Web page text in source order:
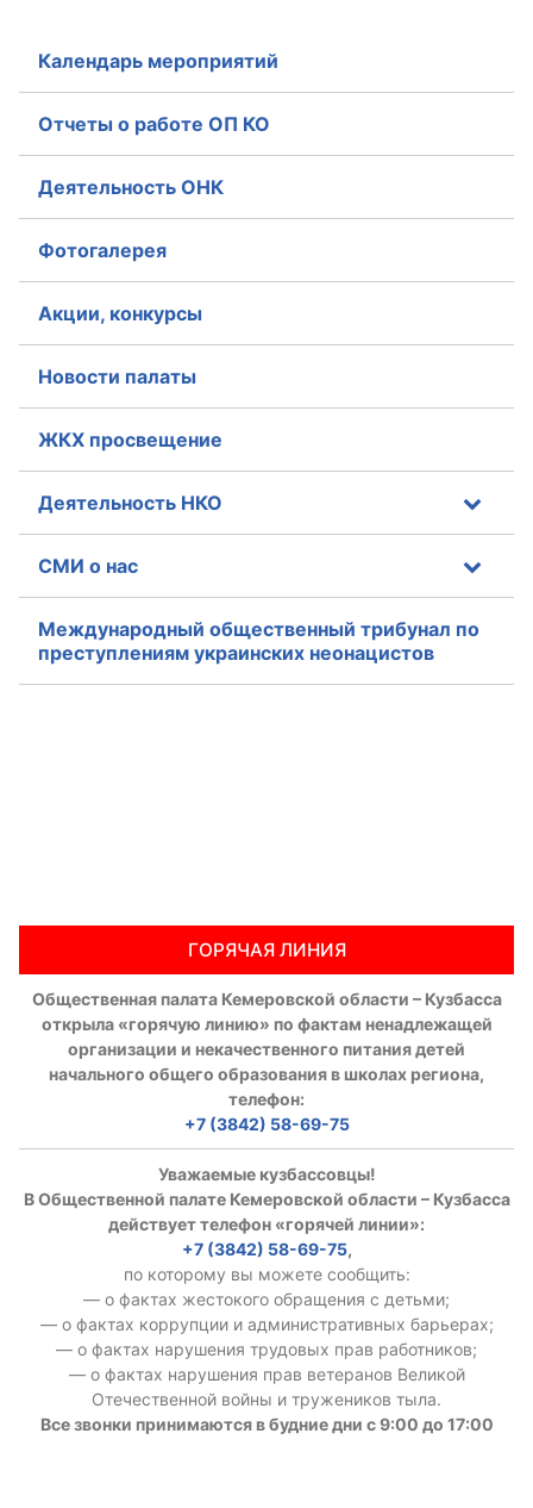
Календарь мероприятий
Отчеты о работе ОП КО
Деятельность ОНК
Фотогалерея
Акции, конкурсы
Новости палаты
ЖКХ просвещение
Деятельность НКО
СМИ о нас
Международный общественный трибунал по
преступлениям украинских неонацистов
ГОРЯЧАЯ ЛИНИЯ
Общественная палата Кемеровской области – Кузбасса
открыла «горячую линию» по фактам ненадлежащей
организации и некачественного питания детей
начального общего образования в школах региона,
телефон:
+7 (3842) 58-69-75
Уважаемые кузбассовцы!
В Общественной палате Кемеровской области – Кузбасса
действует телефон «горячей линии»:
+7 (3842) 58-69-75,
по которому вы можете сообщить:
— о фактах жестокого обращения с детьми;
— о фактах коррупции и административных барьерах;
— о фактах нарушения трудовых прав работников;
— о фактах нарушения прав ветеранов Великой
Отечественной войны и тружеников тыла.
Все звонки принимаются в будние дни с 9:00 до 17:00